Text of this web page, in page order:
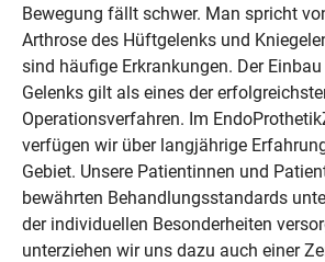
Bewegung fällt schwer. Man spricht
Arthrose des Hüftgelenks und
sind häufige Erkrankungen. Der
Gelenks gilt als eines der
Operationsverfahren. Im
verfügen wir über langjährige
Gebiet. Unsere Patientinnen und
bewährten Behandlungsstandards
der individuellen Besonderheiten
unterziehen wir uns dazu auch einer